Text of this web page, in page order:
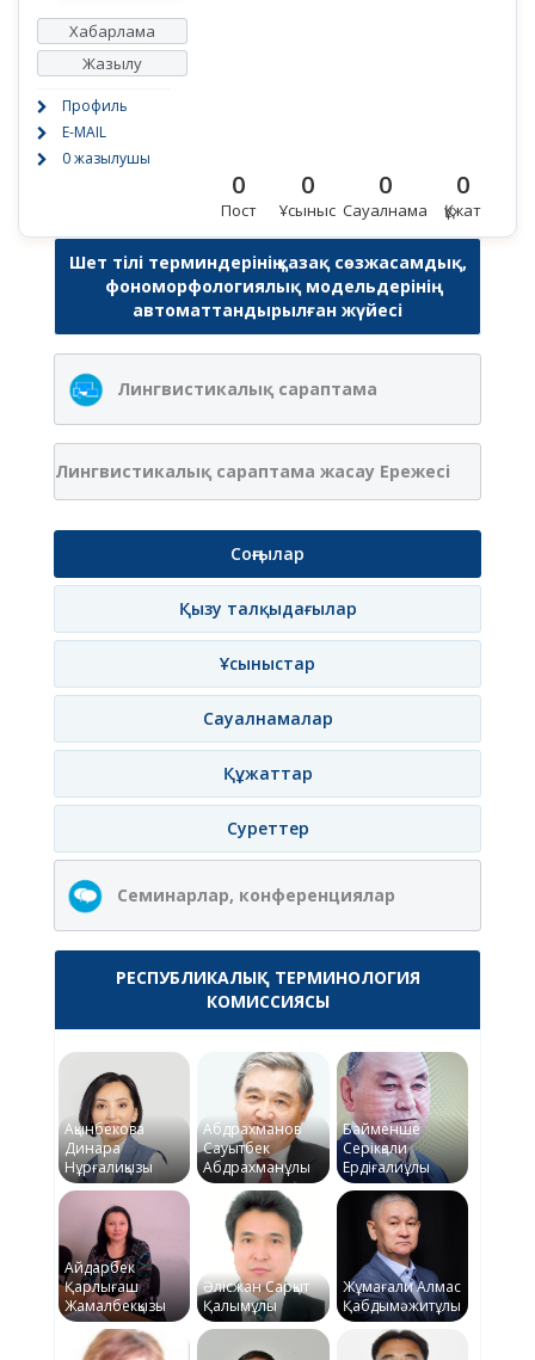
Хабарлама
Жазылу
Профиль
E-MAIL
0 жазылушы
0
Пост
0
Ұсыныс
0
Сауалнама
0
Құжат
Шет тілі терминдерінің қазақ сөзжасамдық,
фономорфологиялық модельдерінің
автоматтандырылған жүйесі
Лингвистикалық сараптама
Лингвистикалық сараптама жасау Ережесі
Соңғылар
Қызу талқыдағылар
Ұсыныстар
Сауалнамалар
Құжаттар
Суреттер
Семинарлар, конференциялар
РЕСПУБЛИКАЛЫҚ ТЕРМИНОЛОГИЯ
КОМИССИЯСЫ
Ақынбекова
Динара
Нұрғалиқызы
Абдрахманов
Сауытбек
Абдрахманұлы
Байменше
Серікқали
Ердіғалиұлы
Айдарбек
Қарлығаш
Жамалбекқызы
Әлісжан Сарқыт
Қалымұлы
Жұмағали Алмас
Қабдымәжитұлы